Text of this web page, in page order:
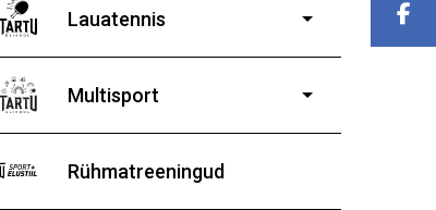
Lauatennis
poistele ja tüdrukutele
Multisport
Rühmatreeningud